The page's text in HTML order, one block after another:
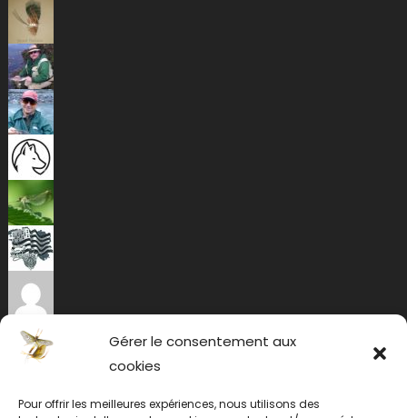
Gérer le consentement aux
cookies
Pour offrir les meilleures expériences, nous utilisons des